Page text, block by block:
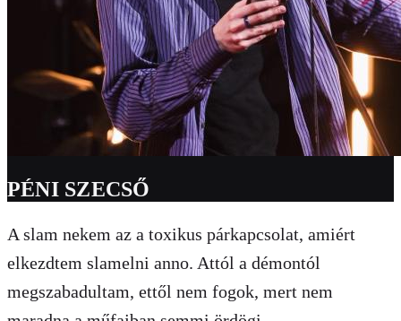
PÉNI SZECSŐ
A slam nekem az a toxikus párkapcsolat, amiért
elkezdtem slamelni anno. Attól a démontól
megszabadultam, ettől nem fogok, mert nem